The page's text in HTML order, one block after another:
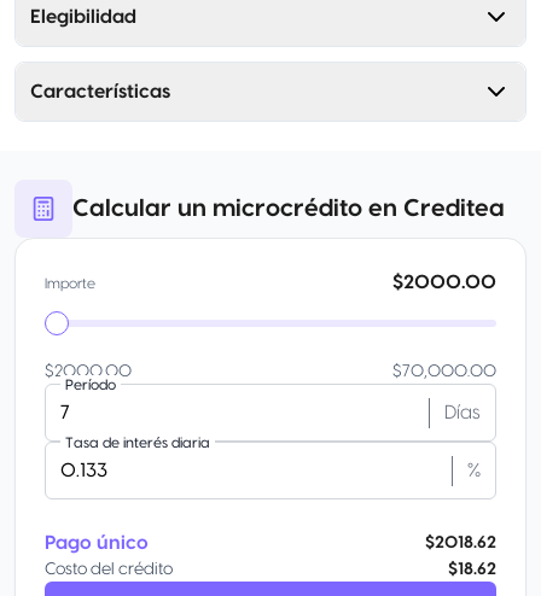
Elegibilidad
Características
Calcular un microcrédito en Creditea
Importe $2000.00
$2000.00 $70,000.00
Período
Días
Tasa de interés diaria
%
Pago único
$2018.62
Costo del crédito
$18.62